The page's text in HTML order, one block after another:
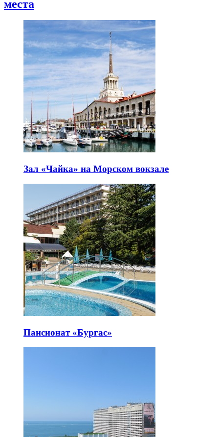
места
Зал «Чайка» на Морском вокзале
Пансионат «Бургас»